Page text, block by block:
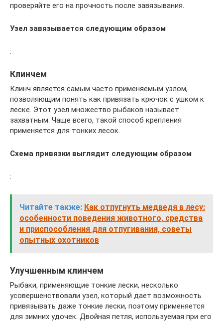
проверяйте его на прочность после завязывания.
Узел завязывается следующим образом
:
Клинчем
Клинч является самым часто применяемым узлом,
позволяющим понять как привязать крючок с ушком к
леске. Этот узел множество рыбаков называет
захватным. Чаще всего, такой способ крепления
применяется для тонких лесок.
Схема привязки выглядит следующим образом
:
Читайте также: Как отпугнуть медведя в лесу:
особенности поведения животного, средства
и приспособления для отпугивания, советы
опытных охотников
Улучшенным клинчем
Рыбаки, применяющие тонкие лески, несколько
усовершенствовали узел, который дает возможность
привязывать даже тонкие лески, поэтому применяется
для зимних удочек. Двойная петля, используемая при его